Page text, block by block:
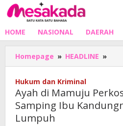
Lewati
ke
HOME NASIONAL DAERAH
Homepage » HEADLINE »
di
Tiri
Hukum dan Kriminal
Ayah di Mamuju
Samping Ibu
Lumpuh